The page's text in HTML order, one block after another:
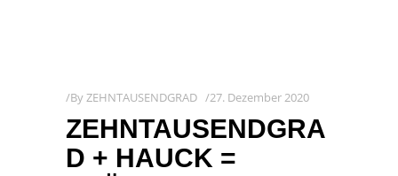
ByZEHNTAUSENDGRAD 27. Dezember 2020
ZEHNTAUSENDGRA
D + HAUCK =